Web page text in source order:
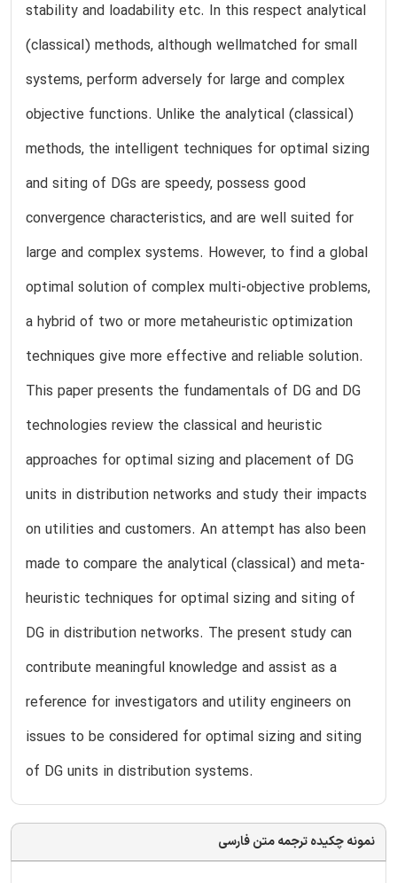
stability and loadability etc. In this respect analytical
(classical) methods, although wellmatched for small
systems, perform adversely for large and complex
objective functions. Unlike the analytical (classical)
methods, the intelligent techniques for optimal sizing
and siting of DGs are speedy, possess good
convergence characteristics, and are well suited for
large and complex systems. However, to find a global
optimal solution of complex multi-objective problems,
a hybrid of two or more metaheuristic optimization
techniques give more effective and reliable solution.
This paper presents the fundamentals of DG and DG
technologies review the classical and heuristic
approaches for optimal sizing and placement of DG
units in distribution networks and study their impacts
on utilities and customers. An attempt has also been
made to compare the analytical (classical) and meta-
heuristic techniques for optimal sizing and siting of
DG in distribution networks. The present study can
contribute meaningful knowledge and assist as a
reference for investigators and utility engineers on
issues to be considered for optimal sizing and siting
of DG units in distribution systems.
نمونه چکیده ترجمه متن فارسی